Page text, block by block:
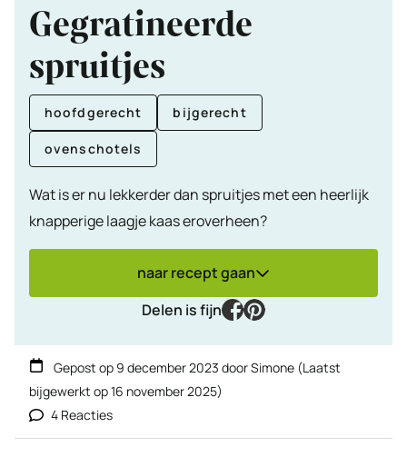
Gegratineerde
spruitjes
hoofdgerecht bijgerecht
ovenschotels
Wat is er nu lekkerder dan spruitjes met een heerlijk
knapperige laagje kaas eroverheen?
naar recept gaan
Delen is fijn
facebook
pinterest
Gepost op 9 december 2023 doorSimone (Laatst
bijgewerkt op16 november 2025)
4 Reacties